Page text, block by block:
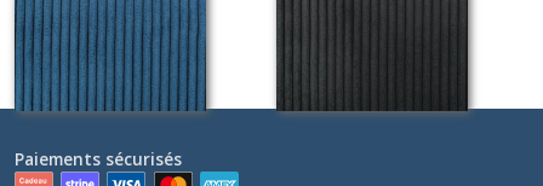
Sur demande
Paiements sécurisés